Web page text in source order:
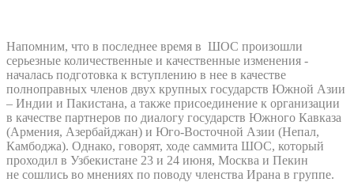
Напомним, что в последнее время в ШОС произошли
серьезные количественные и качественные изменения -
началась подготовка к вступлению в нее в качестве
полноправных членов двух крупных государств Южной Азии
– Индии и Пакистана, а также присоединение к организации
в качестве партнеров по диалогу государств Южного Кавказа
(Армения, Азербайджан) и Юго-Восточной Азии (Непал,
Камбоджа). Однако, говорят, ходе саммита ШОС, который
проходил в Узбекистане 23 и 24 июня, Москва и Пекин
не сошлись во мнениях по поводу членства Ирана в группе.